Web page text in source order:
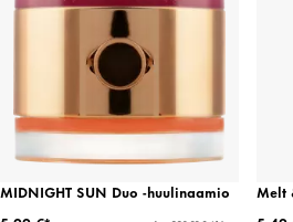
MIDNIGHT SUN Duo -huulinaamio
Melt